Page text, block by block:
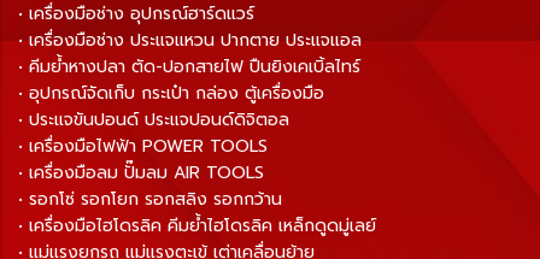
• เครื่องมือช่าง อุปกรณ์ฮาร์ดแวร์
• เครื่องมือช่าง ประแจแหวน ปากตาย ประแจแอล
• คีมย้ำหางปลา ตัด-ปอกสายไฟ ปืนยิงเคเบิ้ลไทร์
• อุปกรณ์จัดเก็บ กระเป๋า กล่อง ตู้เครื่องมือ
• ประแจขันปอนด์ ประแจปอนด์ดิจิตอล
• เครื่องมือไฟฟ้า POWER TOOLS
• เครื่องมือลม ปั๊มลม AIR TOOLS
• รอกโซ่ รอกโยก รอกสลิง รอกกว้าน
• เครื่องมือไฮโดรลิค คีมย้ำไฮโดรลิค เหล็กดูดมู่เลย์
• แม่แรงยกรถ แม่แรงตะเข้ เต่าเคลื่อนย้าย